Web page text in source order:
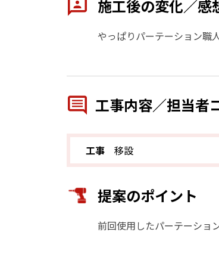
施工後の変化／感
やっぱりパーテーション職
工事内容／担当者
工事 移設
提案のポイント
前回使用したパーテーショ